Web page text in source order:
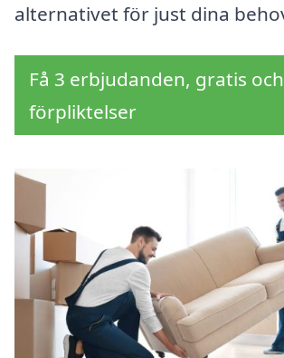
alternativet för just dina
Få 3 erbjudanden, gratis
förpliktelser